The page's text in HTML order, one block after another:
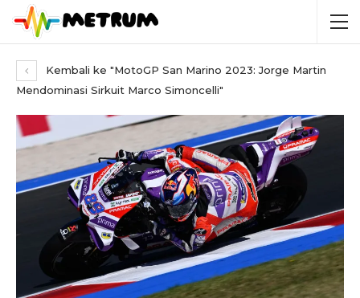
Kembali ke "MotoGP San Marino 2023: Jorge Martin
Mendominasi Sirkuit Marco Simoncelli"